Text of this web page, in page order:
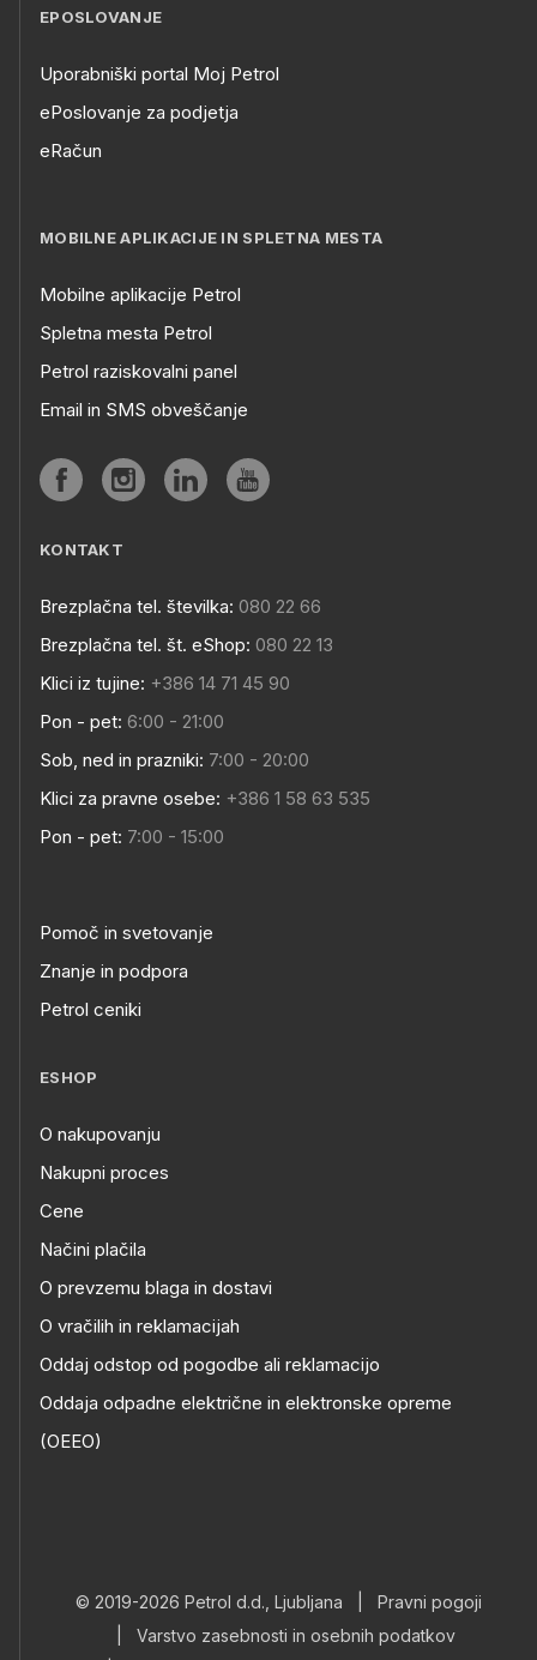
EPOSLOVANJE
Uporabniški portal Moj Petrol
ePoslovanje za podjetja
eRačun
MOBILNE APLIKACIJE IN SPLETNA MESTA
Mobilne aplikacije Petrol
Spletna mesta Petrol
Petrol raziskovalni panel
Email in SMS obveščanje
KONTAKT
Brezplačna tel. številka: 080 22 66
Brezplačna tel. št. eShop: 080 22 13
Klici iz tujine: +386 14 71 45 90
Pon - pet: 6:00 - 21:00
Sob, ned in prazniki: 7:00 - 20:00
Klici za pravne osebe: +386 1 58 63 535
Pon - pet: 7:00 - 15:00
Pomoč in svetovanje
Znanje in podpora
Petrol ceniki
ESHOP
O nakupovanju
Nakupni proces
Cene
Načini plačila
O prevzemu blaga in dostavi
O vračilih in reklamacijah
Oddaj odstop od pogodbe ali reklamacijo
Oddaja odpadne električne in elektronske opreme
(OEEO)
© 2019-2026 Petrol d.d., Ljubljana
Pravni pogoji
Varstvo zasebnosti in osebnih podatkov